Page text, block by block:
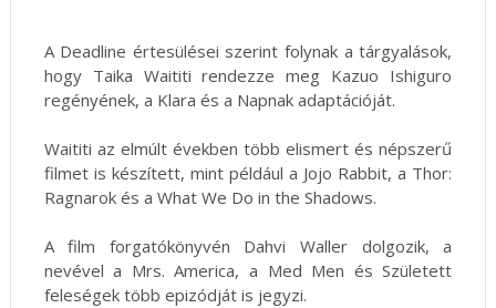
A Deadline értesülései szerint folynak a tárgyalások,
hogy Taika Waititi rendezze meg Kazuo Ishiguro
regényének, a Klara ​és a Napnak adaptációját.
Waititi az elmúlt években több elismert és népszerű
filmet is készített, mint például a Jojo Rabbit, a Thor:
Ragnarok és a What We Do in the Shadows.
A film forgatókönyvén Dahvi Waller dolgozik, a
nevével a Mrs. America, a Med Men és Született
feleségek több epizódját is jegyzi.